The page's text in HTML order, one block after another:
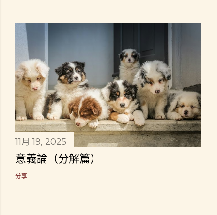
11月 19, 2025
意義論（分解篇）
分享